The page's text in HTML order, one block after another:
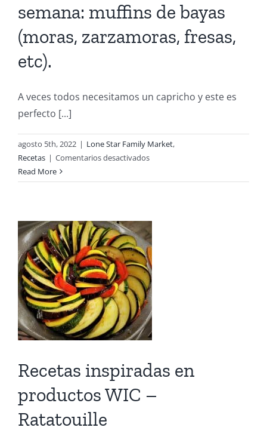
semana: muffins de bayas
(moras, zarzamoras, fresas,
etc).
A veces todos necesitamos un capricho y este es
perfecto [...]
agosto 5th, 2022 | Lone Star Family Market,
Recetas | Comentarios desactivadosen
especial
de
semana:
muffins
de
bayas
(moras,
zarzamoras,
fresas,
etc).
Read More
Recetas inspiradas en
productos WIC –
Ratatouille